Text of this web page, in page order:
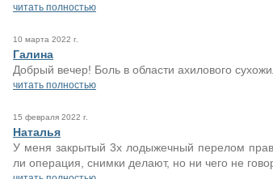
читать полностью
10 марта 2022 г.
Галина
Добрый вечер! Боль в области ахилового
читать полностью
15 февраля 2022 г.
Наталья
У меня закрытый 3х лодыжечный перелом
ли операция, снимки делают, но ни чего не